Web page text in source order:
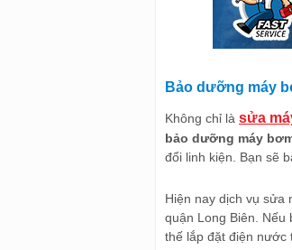
Bảo dưỡng máy
Không chỉ là sửa
bảo dưỡng máy
đổi linh kiện. Bạn sẽ
Hiện nay dịch vụ sửa
quận Long Biên.
thế lắp đặt điện nước